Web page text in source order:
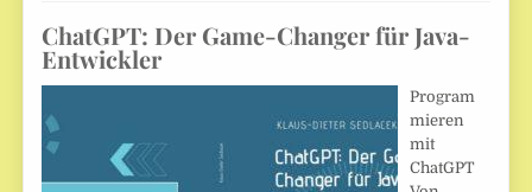
ChatGPT: Der Game-Changer für Java-
Entwickler
Program
mieren
mit
ChatGPT